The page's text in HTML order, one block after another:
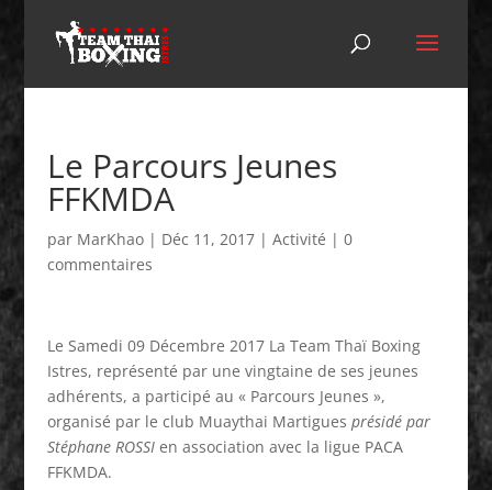
Le Parcours Jeunes
FFKMDA
par MarKhao| Déc 11, 2017| Activité | 0
commentaires
Le Samedi 09 Décembre 2017 La Team Thaï Boxing
Istres, représenté par une vingtaine de ses jeunes
adhérents, a participé au « Parcours Jeunes »,
organisé par le club Muaythai Martigues présidé par
Stéphane ROSSI en association avec la ligue PACA
FFKMDA.